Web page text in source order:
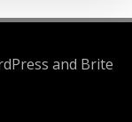
and Brite